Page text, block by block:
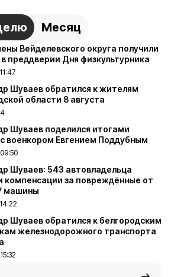
Месяц
Вейделевского округа получили
преддверии Дня физкультурника
Шуваев обратился к жителям
области 8 августа
Шуваев поделился итогами
военкором Евгением Поддубным
Шуваев: 543 автовладельца
компенсации за повреждённые от
машины
Шуваев обратился к белгородским
железнодорожного транспорта